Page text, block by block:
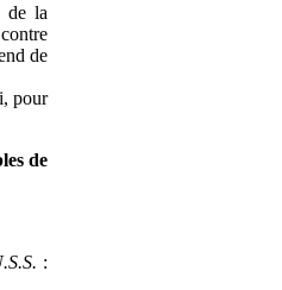
de la
de
pour
de
: